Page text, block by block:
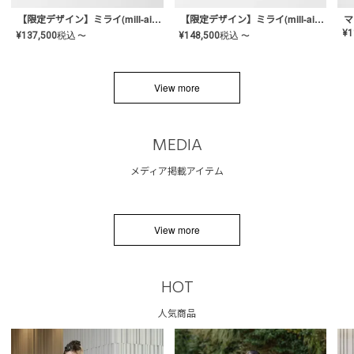
【限定デザイン】ミライ(mill-ai)リング
¥137,500税込 〜
【限定デザイン】ミライ(mill-ai)リング
¥148,500税込 〜 ¥
View more
MEDIA
メディア掲載アイテム
View more
HOT
人気商品